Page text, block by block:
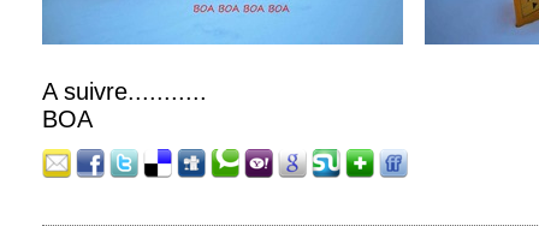
A suivre...........
BOA